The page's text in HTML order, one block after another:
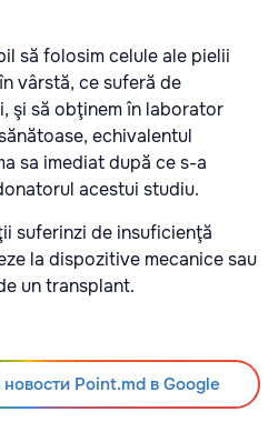
să folosim celule ale pielii
vârstă, ce suferă de
şi să obţinem în laborator
echivalentul
sa imediat după ce s-a
acestui studiu.
suferinzi de insuficienţă
la dispozitive mecanice sau
un transplant.
Point.md в Google